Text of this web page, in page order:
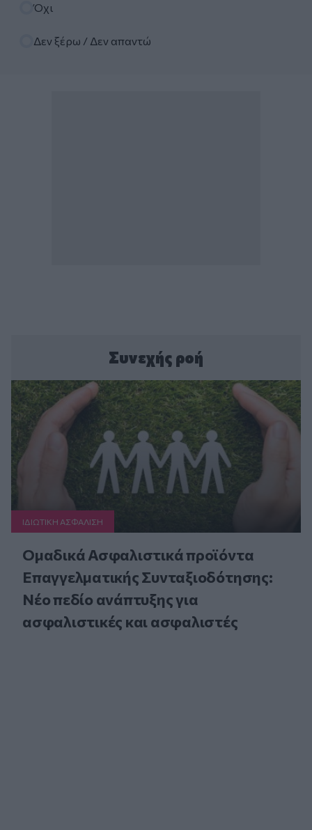
Όχι
Δεν ξέρω / Δεν απαντώ
Συνεχής ροή
ΙΔΙΩΤΙΚΗ ΑΣΦAΛΙΣΗ
Ομαδικά Ασφαλιστικά προϊόντα
Επαγγελματικής Συνταξιοδότησης:
Νέο πεδίο ανάπτυξης για
ασφαλιστικές και ασφαλιστές